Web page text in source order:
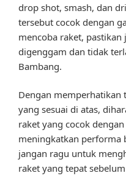
drop shot, smash, dan
tersebut cocok dengan
mencoba raket,
digenggam dan tidak
Bambang.
Dengan
yang sesuai di atas,
raket yang cocok
meningkatkan performa
jangan ragu untuk
raket yang tepat